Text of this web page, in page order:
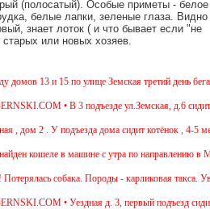
(полосатый). Особые приметы - белое
белые лапки, зеленые глаза. Видно
знает лоток ( и что бывает если "не
или новых хозяев.
13 и 15 по улице Земская третий день
• В 3 подъезде ул.Земская, д.6
, дом 2 . У подъезда дома сидит котёнок , 4-5
кошеле в машине с утра по направлению в
собака. Породы - карликовая такса.
• Уездная д. 3, первый подъезд